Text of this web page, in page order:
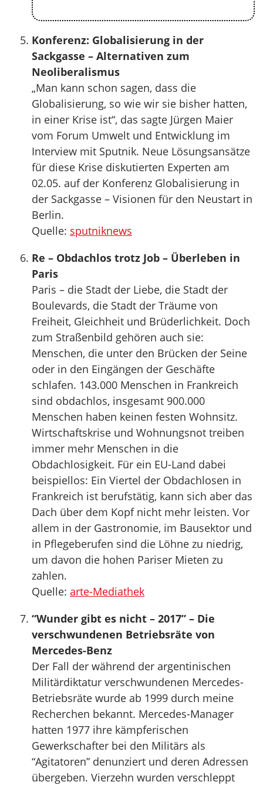
Konferenz: Globalisierung in der
Sackgasse – Alternativen zum
Neoliberalismus
„Man kann schon sagen, dass die
Globalisierung, so wie wir sie bisher hatten,
in einer Krise ist“, das sagte Jürgen Maier
vom Forum Umwelt und Entwicklung im
Interview mit Sputnik. Neue Lösungsansätze
für diese Krise diskutierten Experten am
02.05. auf der Konferenz Globalisierung in
der Sackgasse – Visionen für den Neustart in
Berlin.
Quelle: sputniknews
Re – Obdachlos trotz Job – Überleben in
Paris
Paris – die Stadt der Liebe, die Stadt der
Boulevards, die Stadt der Träume von
Freiheit, Gleichheit und Brüderlichkeit. Doch
zum Straßenbild gehören auch sie:
Menschen, die unter den Brücken der Seine
oder in den Eingängen der Geschäfte
schlafen. 143.000 Menschen in Frankreich
sind obdachlos, insgesamt 900.000
Menschen haben keinen festen Wohnsitz.
Wirtschaftskrise und Wohnungsnot treiben
immer mehr Menschen in die
Obdachlosigkeit. Für ein EU-Land dabei
beispiellos: Ein Viertel der Obdachlosen in
Frankreich ist berufstätig, kann sich aber das
Dach über dem Kopf nicht mehr leisten. Vor
allem in der Gastronomie, im Bausektor und
in Pflegeberufen sind die Löhne zu niedrig,
um davon die hohen Pariser Mieten zu
zahlen.
Quelle: arte-Mediathek
“Wunder gibt es nicht – 2017” – Die
verschwundenen Betriebsräte von
Mercedes-Benz
Der Fall der während der argentinischen
Militärdiktatur verschwundenen Mercedes-
Betriebsräte wurde ab 1999 durch meine
Recherchen bekannt. Mercedes-Manager
hatten 1977 ihre kämpferischen
Gewerkschafter bei den Militärs als
“Agitatoren” denunziert und deren Adressen
übergeben. Vierzehn wurden verschleppt